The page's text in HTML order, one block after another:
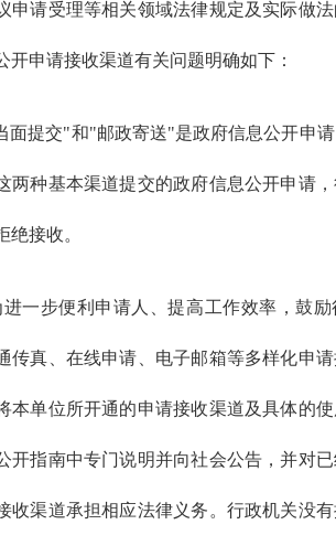
申请受理等相关领域法律规定及实际做
开申请接收渠道有关问题明确如下：
面提交"和"邮政寄送"是政府信息公开申
两种基本渠道提交的政府信息公开申请
绝接收。
进一步便利申请人、提高工作效率，鼓
传真、在线申请、电子邮箱等多样化申
本单位所开通的申请接收渠道及具体的
开指南中专门说明并向社会公告，并对
收渠道承担相应法律义务。行政机关没